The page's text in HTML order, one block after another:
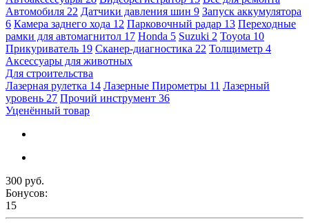
Автомобиля 22 Датчики давления шин 9 Запуск аккумулятора
6 Камера заднего хода 12 Парковочный радар 13 Переходные
рамки для автомагнитол 17 Honda 5 Suzuki 2 Toyota 10
Прикуриватель 19 Сканер-диагностика 22 Толщиметр 4
Аксессуары для животных
Для строительства
Лазерная рулетка 14 Лазерные Пирометры 11 Лазерный
уровень 27 Прочий инструмент 36
Уценённый товар
300 руб.
Бонусов:
15